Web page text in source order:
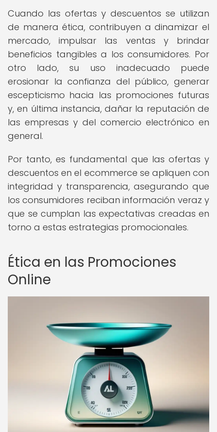
Cuando las ofertas y descuentos se utilizan
de manera ética, contribuyen a dinamizar el
mercado, impulsar las ventas y brindar
beneficios tangibles a los consumidores. Por
otro lado, su uso inadecuado puede
erosionar la confianza del público, generar
escepticismo hacia las promociones futuras
y, en última instancia, dañar la reputación de
las empresas y del comercio electrónico en
general.
Por tanto, es fundamental que las ofertas y
descuentos en el ecommerce se apliquen con
integridad y transparencia, asegurando que
los consumidores reciban información veraz y
que se cumplan las expectativas creadas en
torno a estas estrategias promocionales.
Ética en las Promociones
Online